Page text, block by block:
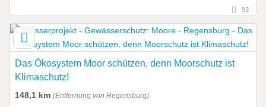
93
Das Ökosystem Moor schützen, denn Moorschutz ist
Klimaschutz!
148,1 km (Entfernung von Regensburg)